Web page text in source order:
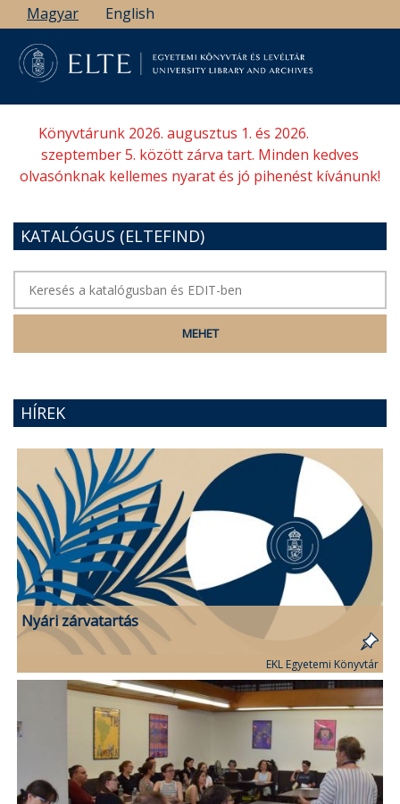
Ugrás
a
tartalomra
Magyar English
Könyvtárunk 2026. augusztus 1. és 2026.
szeptember 5. között zárva tart. Minden kedves
olvasónknak kellemes nyarat és jó pihenést kívánunk!
KATALÓGUS (ELTEFIND)
HÍREK
Nyári zárvatartás
EKL Egyetemi Könyvtár